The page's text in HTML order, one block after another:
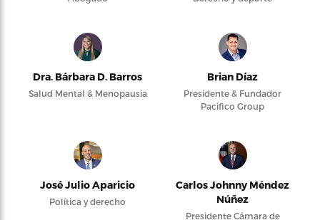
Dra. Bárbara D. Barros
Salud Mental & Menopausia
Brian Díaz
Presidente & Fundador
Pacifico Group
José Julio Aparicio
Política y derecho
Carlos Johnny Méndez
Núñez
Presidente Cámara de